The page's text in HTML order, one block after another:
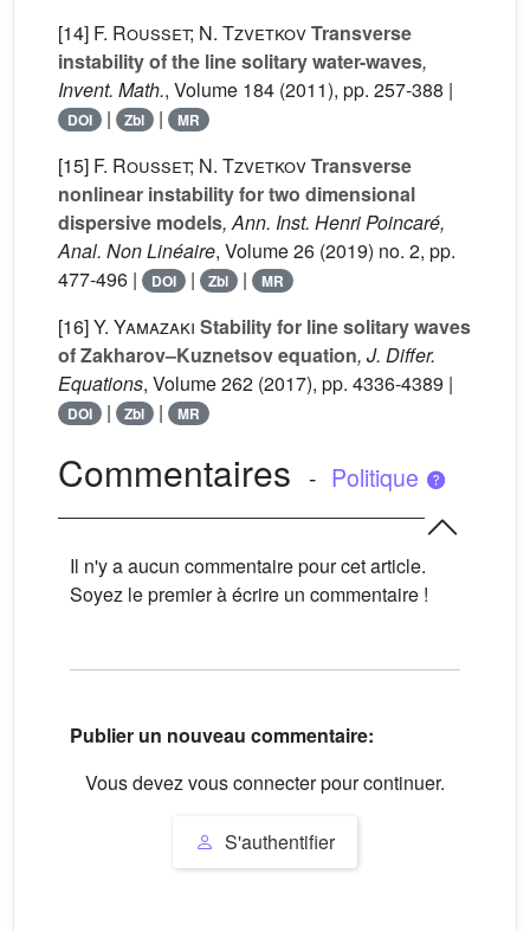
[14] F. Rousset; N. TzvetkovTransverse
instability of the line solitary water-waves,
Invent. Math., Volume 184 (2011), pp. 257-388 |
DOI | Zbl | MR
[15] F. Rousset; N. TzvetkovTransverse
nonlinear instability for two dimensional
dispersive models, Ann. Inst. Henri Poincaré,
Anal. Non Linéaire, Volume 26 (2019) no. 2, pp.
477-496 |
DOI | Zbl | MR
[16]Y. Yamazaki Stability for line solitary waves
of Zakharov–Kuznetsov equation, J. Differ.
Equations, Volume 262 (2017), pp. 4336-4389 |
DOI | Zbl | MR
Commentaires - Politique
Il n'y a aucun commentaire pour cet article.
Soyez le premier à écrire un commentaire !
Publier un nouveau commentaire:
Vous devez vous connecter pour continuer.
S'authentifier